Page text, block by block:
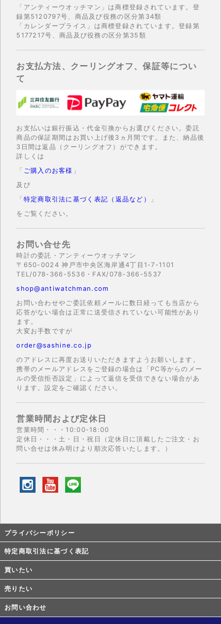
「アンティーウオッチマン」は商標登録されています。登
録第5120797号、商品及び役務の区分第34類
「カレンダープライス」は商標登録されています。登録第
5177217号、商品及び役務の区分第35類
お支払方法、クーリングオフ、保証等につい
て
お支払いは銀行振込・代金引換からお選びください。委託
商品の保証期間はお買い上げ後3ヵ月間です。また、納品後
3日間は返品（クーリングオフ）ができます。
詳しくは
「 ご購入のお客様 」
及び
「特定商取引法に基づく表記（返品など）
」
をご覧ください。
お問い合せ先
時計の委託・アンティーウオッチマン
〒650-0024 神戸市中央区海岸通4丁目1-7-1101
TEL/078-366-5536・FAX/078-366-5537
shop@antiwatchman.com
お問い合わせやご委託依頼メールに数日経っても当店から
応答がない場合は正常に送受信されていない可能性があり
ます。
大変お手数ですが
order@sashine.co.jp
のアドレスに再度お送りいただきますようお願いします。
携帯のメールアドレスをご登録の場合は「PC等からのメー
ルの受信拒否設定」によって返信を受信できない場合があ
ります。設定をご確認ください。
営業時間および定休日
営業時間・・・10:00-18:00
定休日・・・土・日・祝日（定休日に頂戴したご注文・お
問い合せは休み明けより順次応答いたします。）
プライバシーポリシー
特定商取引法に基づく表記
買いたい
売りたい
お問い合わせ